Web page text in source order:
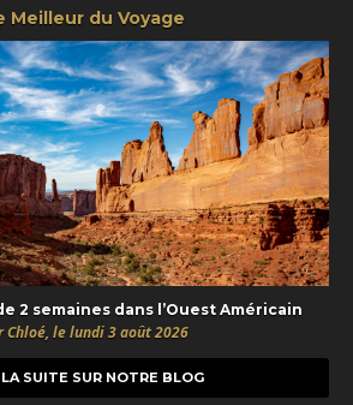
Meilleur du Voyage
2 semaines dans l’Ouest Américain
Chloé, le lundi 3 août 2026
SUITE SUR NOTRE BLOG